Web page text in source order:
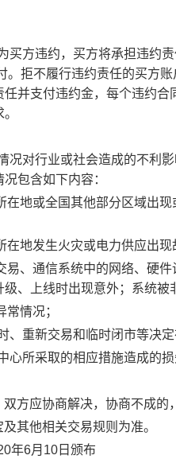
买方违约，买方将承担违约
。拒不履行违约责任的买方
并支付违约金，每个违约
况对行业或社会造成的不利
包含如下内容：
在地或全国其他部分区域出
在地发生火灾或电力供应出
易、通信系统中的网络、硬
、上线时出现意外；系统
情况；
、重新交易和临时闭市等决
心所采取的相应措施造成的
方应协商解决，协商不成
其他相关交易规则为准。
年6月10日颁布